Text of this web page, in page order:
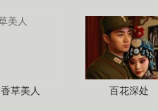
香草美人 百花深处